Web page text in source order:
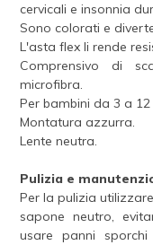
cervicali e insonnia
Sono colorati e
L'asta flex li rende
Comprensivo di
microfibra.
Per bambini da 3 a 12
Montatura azzurra.
Lente neutra.
Pulizia e
Per la pulizia
sapone neutro,
usare panni